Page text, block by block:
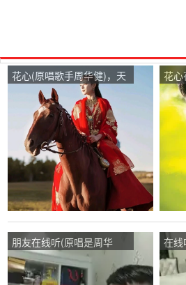
花心(原唱歌手周华健)，天
生傲骨，怎能屈服导师在线
演唱3961分
花心
健)
次
朋友在线听(原唱是周华
健)，拼搏演唱点播:131次
在线
健)
次